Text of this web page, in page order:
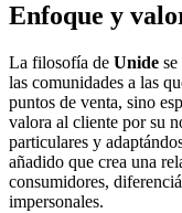
Enfoque y
La filosofía de Unide se
las comunidades a las
puntos de venta, sino
valora al cliente por su
particulares y
añadido que crea una
consumidores,
impersonales.